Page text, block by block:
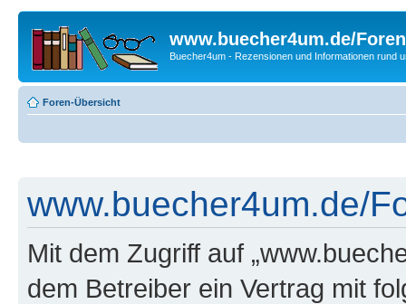
www.buecher4um.de/Foren
Buecher4um - Rezensionen und Informationen rund
Foren-Übersicht
www.buecher4um.de/
Mit dem Zugriff auf
dem Betreiber ein Vertrag mit